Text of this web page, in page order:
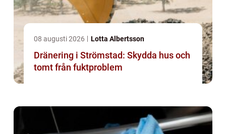
08 augusti 2026 Lotta Albertsson
Dränering i Strömstad: Skydda hus och
tomt från fuktproblem